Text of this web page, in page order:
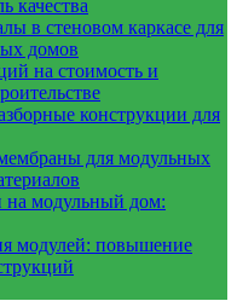
качества
в стеновом каркасе для
домов
на стоимость и
конструкции для
для модульных
на модульный дом:
модулей: повышение